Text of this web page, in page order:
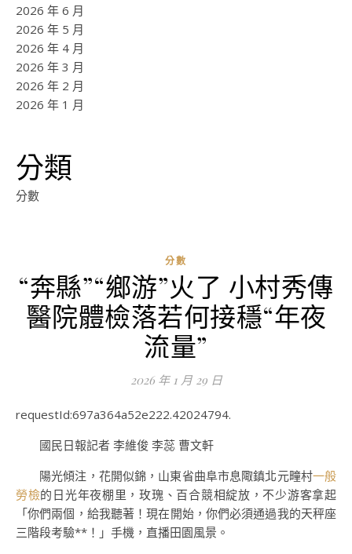
2026 年 6 月
2026 年 5 月
2026 年 4 月
2026 年 3 月
2026 年 2 月
2026 年 1 月
分類
分數
分數
“奔縣”“鄉游”火了 小村秀傳
醫院體檢落若何接穩“年夜
流量”
2026 年 1 月 29 日
requestId:697a364a52e222.42024794.
國民日報記者 李維俊 李蕊 曹文軒
陽光傾注，花開似錦，山東省曲阜市息陬鎮北元疃村一般
勞檢的日光年夜棚里，玫瑰、百合競相綻放，不少游客拿起
「你們兩個，給我聽著！現在開始，你們必須通過我的天秤座
三階段考驗**！」手機，直播田園風景。